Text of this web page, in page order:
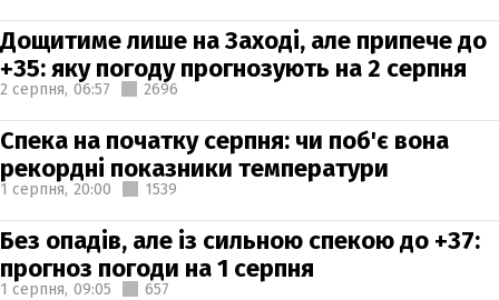
Дощитиме лише на Заході, але припече до
+35: яку погоду прогнозують на 2 серпня
2 серпня, 06:57 2696
Спека на початку серпня: чи поб'є вона
рекордні показники температури
1 серпня, 20:00 1539
Без опадів, але із сильною спекою до +37:
прогноз погоди на 1 серпня
1 серпня, 09:05 657